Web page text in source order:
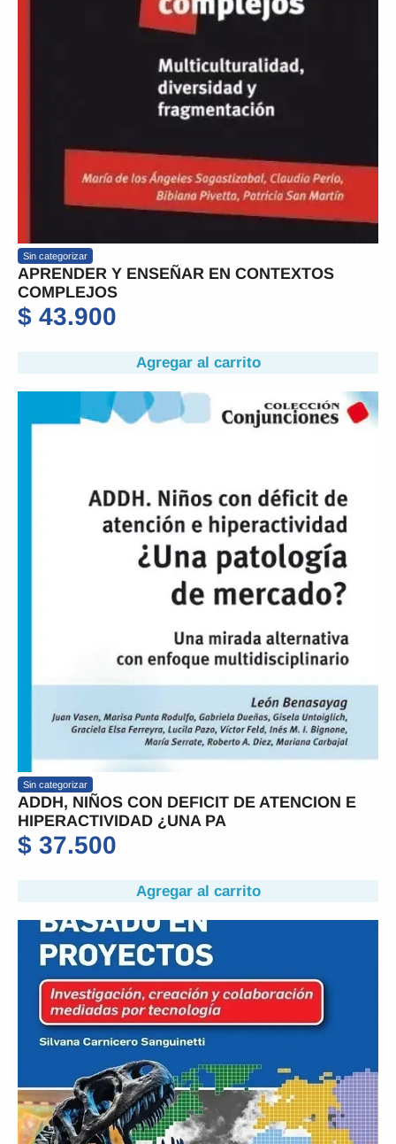
Sin categorizar
APRENDER Y ENSEÑAR EN CONTEXTOS
COMPLEJOS
$ 43.900
Agregar al carrito
Sin categorizar
ADDH, NIÑOS CON DEFICIT DE ATENCION E
HIPERACTIVIDAD ¿UNA PA
$ 37.500
Agregar al carrito